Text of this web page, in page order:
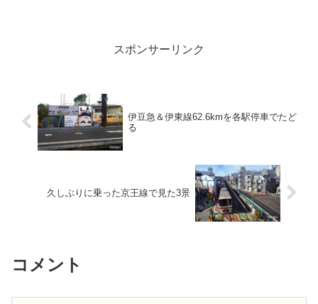
スポンサーリンク
伊豆急＆伊東線62.6kmを各駅停車でたど
る
久しぶりに乗った京王線で見た3景
コメント